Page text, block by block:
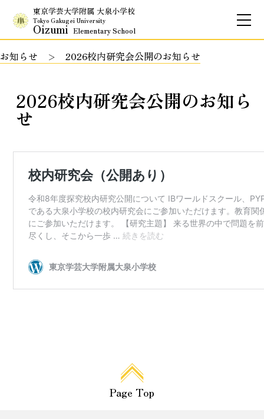
東京学芸大学附属 大泉小学校
Tokyo Gakugei University
Oizumi Elementary School
お問合せ アクセス English
保護者専用ページ
School Policy
附属学校の使命
基本情報
お知らせ 2026校内研究会公開のお知らせ
2026校内研究会公開のお知ら
せ
Page Top